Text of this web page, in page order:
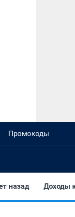
Промокоды
назад Доходы